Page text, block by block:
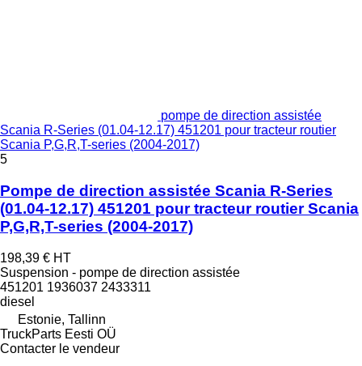
pompe de direction assistée
Scania R-Series (01.04-12.17) 451201 pour tracteur routier
Scania P,G,R,T-series (2004-2017)
5
Pompe de direction assistée Scania R-Series
(01.04-12.17) 451201 pour tracteur routier Scania
P,G,R,T-series (2004-2017)
198,39 € HT
Suspension - pompe de direction assistée
451201 1936037 2433311
diesel
Estonie, Tallinn
TruckParts Eesti OÜ
Contacter le vendeur